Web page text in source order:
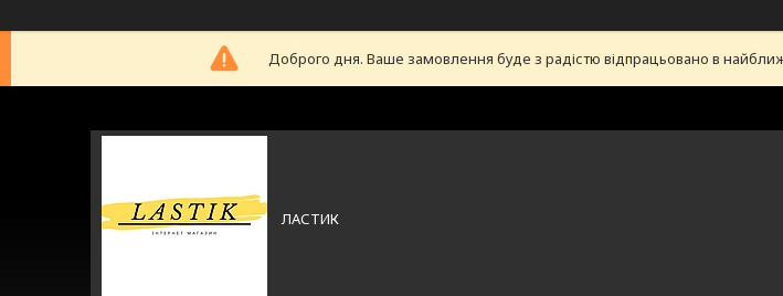
Доброго дня. Ваше замовлення буде з радістю відпрацьовано в
ЛАСТИК